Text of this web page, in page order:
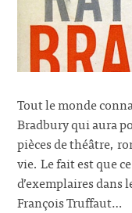
Tout le monde
Bradbury qui aura
pièces de théâtre,
vie. Le fait est que
d’exemplaires dans
François Truffaut…